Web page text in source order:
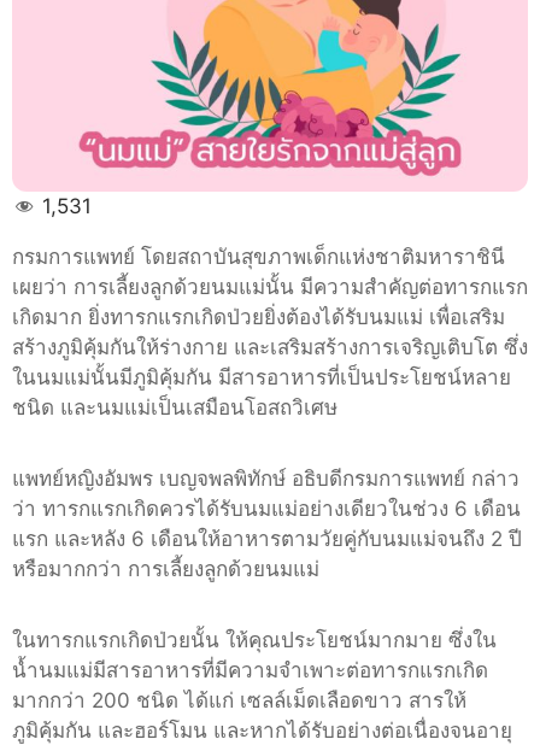
ยิ่ง
แรก
เกิด
ป่วย
ยิ่ง
ต้อง
รับ
นม
แม่
1,531
กรมการแพทย์ โดยสถาบันสุขภาพเด็กแห่งชาติมหาราชินี
เผยว่า การเลี้ยงลูกด้วยนมแม่นั้น มีความสำคัญต่อทารกแรก
เกิดมาก ยิ่งทารกแรกเกิดป่วยยิ่งต้องได้รับนมแม่ เพื่อเสริม
สร้างภูมิคุ้มกันให้ร่างกาย และเสริมสร้างการเจริญเติบโต ซึ่ง
ในนมแม่นั้นมีภูมิคุ้มกัน มีสารอาหารที่เป็นประโยชน์หลาย
ชนิด และนมแม่เป็นเสมือนโอสถวิเศษ
แพทย์หญิงอัมพร เบญจพลพิทักษ์ อธิบดีกรมการแพทย์ กล่าว
ว่า ทารกแรกเกิดควรได้รับนมแม่อย่างเดียวในช่วง 6 เดือน
แรก และหลัง 6 เดือนให้อาหารตามวัยคู่กับนมแม่จนถึง 2 ปี
หรือมากกว่า การเลี้ยงลูกด้วยนมแม่
ในทารกแรกเกิดป่วยนั้น ให้คุณประโยชน์มากมาย ซึ่งใน
น้ำนมแม่มีสารอาหารที่มีความจำเพาะต่อทารกแรกเกิด
มากกว่า 200 ชนิด ได้แก่ เซลล์เม็ดเลือดขาว สารให้
ภูมิคุ้มกัน และฮอร์โมน และหากได้รับอย่างต่อเนื่องจนอายุ